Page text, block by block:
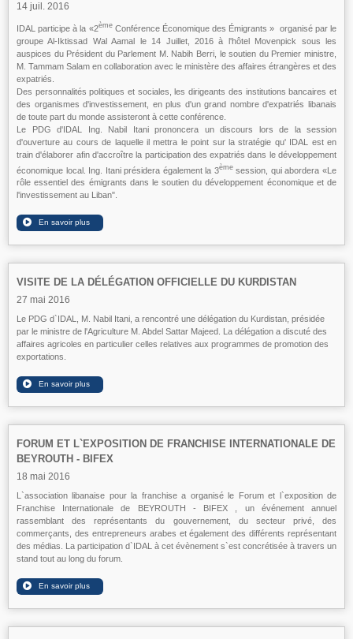
14 juil. 2016
IDAL participe à la «2èmeConférence Économique des Émigrants » organisé par le
groupe Al-Iktissad Wal Aamal le 14 Juillet, 2016 à l'hôtel Movenpick sous les
auspices du Président du Parlement M. Nabih Berri, le soutien du Premier ministre,
M. Tammam Salam en collaboration avec le ministère des affaires étrangères et des
expatriés.
Des personnalités politiques et sociales, les dirigeants des institutions bancaires et
des organismes d'investissement, en plus d'un grand nombre d'expatriés libanais
de toute part du monde assisteront à cette conférence.
Le PDG d'IDAL Ing. Nabil Itani prononcera un discours lors de la session
d'ouverture au cours de laquelle il mettra le point sur la stratégie qu' IDAL est en
train d'élaborer afin d'accroître la participation des expatriés dans le développement
économique local. Ing. Itani présidera également la 3èmesession, qui abordera «Le
rôle essentiel des émigrants dans le soutien du développement économique et de
l'investissement au Liban".
VISITE DE LA DÉLÉGATION OFFICIELLE DU KURDISTAN
27 mai 2016
Le PDG d`IDAL, M. Nabil Itani, a rencontré une délégation du Kurdistan, présidée
par le ministre de l'Agriculture M. Abdel Sattar Majeed. La délégation a discuté des
affaires agricoles en particulier celles relatives aux programmes de promotion des
exportations.
FORUM ET L`EXPOSITION DE FRANCHISE INTERNATIONALE DE
BEYROUTH - BIFEX
18 mai 2016
L`association libanaise pour la franchise a organisé le Forum et l`exposition de
Franchise Internationale de BEYROUTH - BIFEX , un événement annuel
rassemblant des représentants du gouvernement, du secteur privé, des
commerçants, des entrepreneurs arabes et également des différents représentant
des médias. La participation d`IDAL à cet évènement s`est concrétisée à travers un
stand tout au long du forum.